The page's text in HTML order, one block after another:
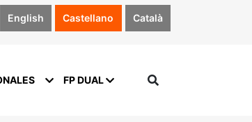
English Castellano Català
FP DUAL